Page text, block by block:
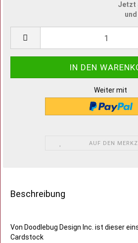
Jetzt
Weiter mit
AUF DEN
Beschreibung
Von Doodlebug Design Inc. ist dieser
Cardstock